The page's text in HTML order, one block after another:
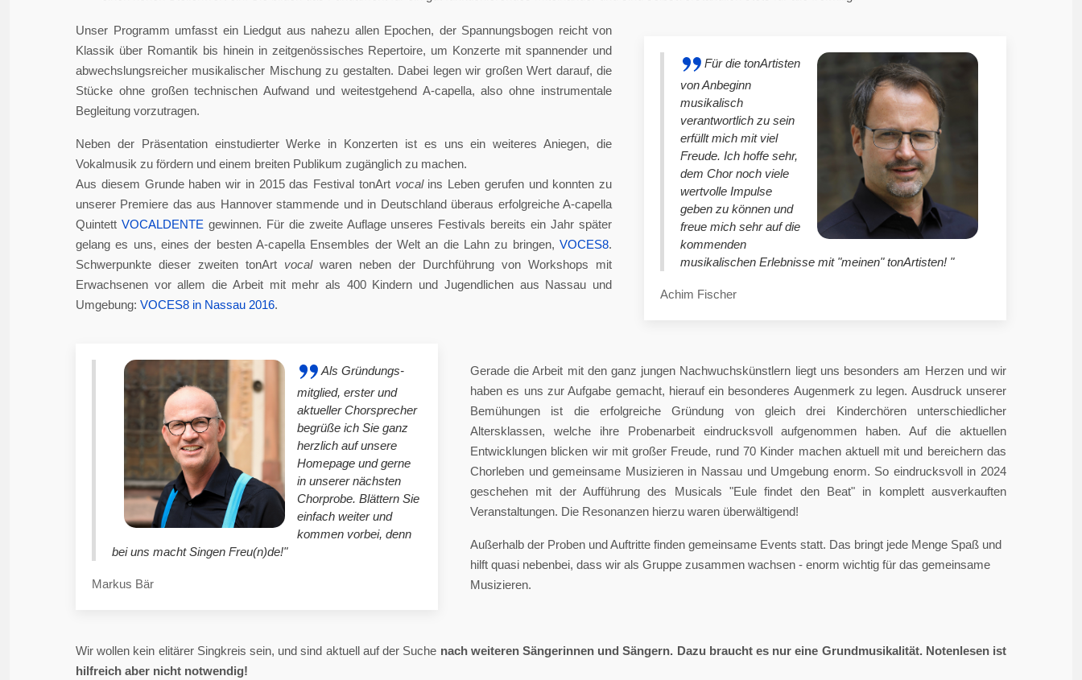
Für die tonArtisten
von Anbeginn
musikalisch
verantwortlich zu sein
erfüllt mich mit viel
Freude. Ich hoffe sehr,
dem Chor noch viele
wertvolle Impulse
geben zu können und
freue mich sehr auf die
kommenden
musikalischen Erlebnisse mit "meinen" tonArtisten! "
Achim Fischer
Unser Programm umfasst ein Liedgut aus nahezu allen Epochen, der Spannungsbogen reicht von
Klassik über Romantik bis hinein in zeitgenössisches Repertoire, um Konzerte mit spannender und
abwechslungsreicher musikalischer Mischung zu gestalten. Dabei legen wir großen Wert darauf, die
Stücke ohne großen technischen Aufwand und weitestgehend A-capella, also ohne instrumentale
Begleitung vorzutragen.
Neben der Präsentation einstudierter Werke in Konzerten ist es uns ein weiteres Aniegen, die
Vokalmusik zu fördern und einem breiten Publikum zugänglich zu machen.
Aus diesem Grunde haben wir in 2015 das Festival tonArt vocal ins Leben gerufen und konnten zu
unserer Premiere das aus Hannover stammende und in Deutschland überaus erfolgreiche A-capella
Quintett VOCALDENTE gewinnen. Für die zweite Auflage unseres Festivals bereits ein Jahr später
gelang es uns, eines der besten A-capella Ensembles der Welt an die Lahn zu bringen, VOCES8.
Schwerpunkte dieser zweiten tonArt vocalwaren neben der Durchführung von Workshops mit
Erwachsenen vor allem die Arbeit mit mehr als 400 Kindern und Jugendlichen aus Nassau und
Umgebung: VOCES8 in Nassau 2016.
Als Gründungs-
mitglied, erster und
aktueller Chorsprecher
begrüße ich Sie ganz
herzlich auf unsere
Homepage und gerne
in unserer nächsten
Chorprobe. Blättern Sie
einfach weiter und
kommen vorbei, denn
bei uns macht Singen Freu(n)de!"
Markus Bär
Gerade die Arbeit mit den ganz jungen Nachwuchskünstlern liegt uns besonders am Herzen und wir
haben es uns zur Aufgabe gemacht, hierauf ein besonderes Augenmerk zu legen. Ausdruck unserer
Bemühungen ist die erfolgreiche Gründung von gleich drei Kinderchören unterschiedlicher
Altersklassen, welche ihre Probenarbeit eindrucksvoll aufgenommen haben. Auf die aktuellen
Entwicklungen blicken wir mit großer Freude, rund 70 Kinder machen aktuell mit und bereichern das
Chorleben und gemeinsame Musizieren in Nassau und Umgebung enorm. So eindrucksvoll in 2024
geschehen mit der Aufführung des Musicals "Eule findet den Beat" in komplett ausverkauften
Veranstaltungen. Die Resonanzen hierzu waren überwältigend!
Außerhalb der Proben und Auftritte finden gemeinsame Events statt. Das bringt jede Menge Spaß und
hilft quasi nebenbei, dass wir als Gruppe zusammen wachsen - enorm wichtig für das gemeinsame
Musizieren.
Wir wollen kein elitärer Singkreis sein, und sind aktuell auf der Suche nach weiteren Sängerinnen und Sängern. Dazu braucht es nur eine Grundmusikalität. Notenlesen ist
hilfreich aber nicht notwendig!